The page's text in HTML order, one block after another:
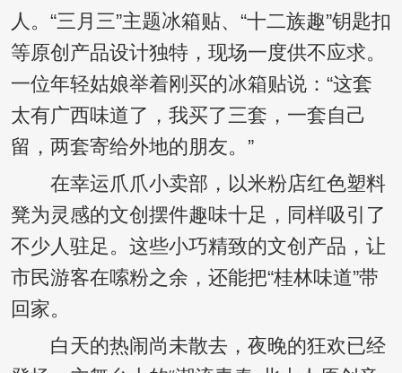
人。“三月三”主题冰箱贴、“十二族趣”钥匙扣
等原创产品设计独特，现场一度供不应求。
一位年轻姑娘举着刚买的冰箱贴说：“这套
太有广西味道了，我买了三套，一套自己
留，两套寄给外地的朋友。”
在幸运爪爪小卖部，以米粉店红色塑料
凳为灵感的文创摆件趣味十足，同样吸引了
不少人驻足。这些小巧精致的文创产品，让
市民游客在嗦粉之余，还能把“桂林味道”带
回家。
白天的热闹尚未散去，夜晚的狂欢已经